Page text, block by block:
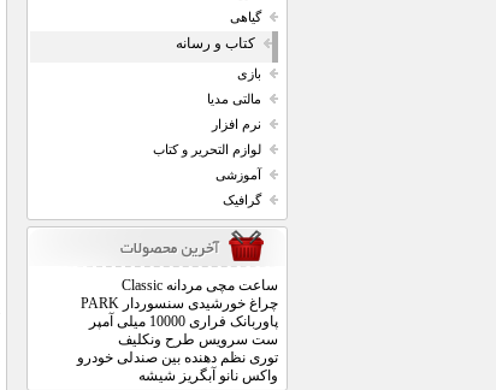
گیاهی
کتاب و رسانه
بازی
مالتی مدیا
نرم افزار
لوازم التحریر و کتاب
آموزشی
گرافیک
ساعت مچی مردانه Classic
چراغ خورشیدی سنسوردار PARK
پاوربانک فراری 10000 میلی آمپر
ست سرویس طرح ونکلیف
توری نظم دهنده بین صندلی خودرو
واکس نانو آبگریز شیشه